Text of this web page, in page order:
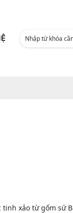
xảo từ gốm sứ